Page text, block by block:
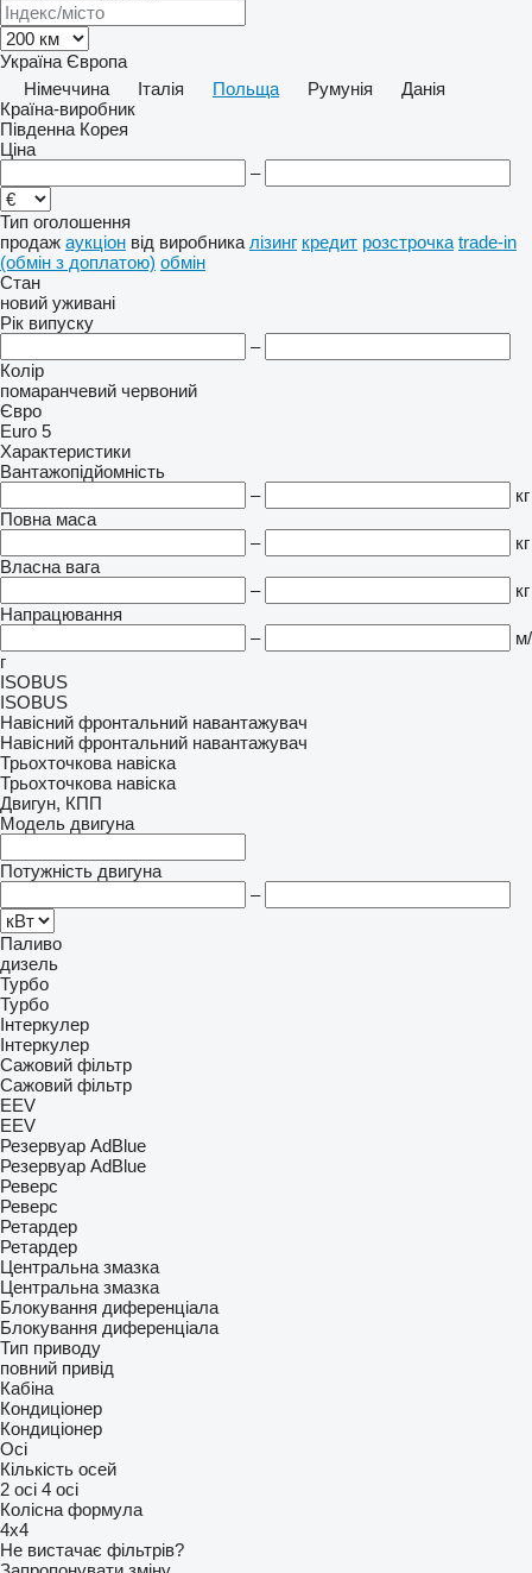
Україна Європа
Німеччина
Італія Польща Румунія
Данія
Країна-виробник
Південна Корея
Ціна
–
Тип оголошення
продаж аукціон від виробника лізинг кредит розстрочка trade-in
(обмін з доплатою) обмін
Стан
новий уживані
Рік випуску
–
Колір
помаранчевий червоний
Євро
Euro 5
Характеристики
Вантажопідйомність
–
кг
Повна маса
–
кг
Власна вага
–
кг
Напрацювання
–
м/
г
ISOBUS
ISOBUS
Навісний фронтальний навантажувач
Навісний фронтальний навантажувач
Трьохточкова навіска
Трьохточкова навіска
Двигун, КПП
Модель двигуна
Потужність двигуна
–
Паливо
дизель
Турбо
Турбо
Інтеркулер
Інтеркулер
Сажовий фільтр
Сажовий фільтр
EEV
EEV
Резервуар AdBlue
Резервуар AdBlue
Реверс
Реверс
Ретардер
Ретардер
Центральна змазка
Центральна змазка
Блокування диференціала
Блокування диференціала
Тип приводу
повний привід
Кабіна
Кондиціонер
Кондиціонер
Осі
Кількість осей
2 осі 4 осі
Колісна формула
4x4
Не вистачає фільтрів?